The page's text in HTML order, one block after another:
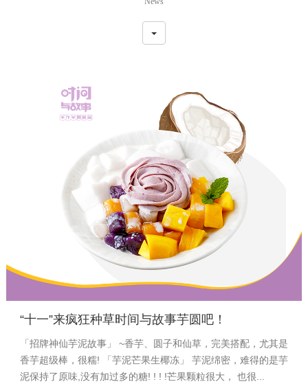
“十一”来疯狂种草时间与故事芋圆吧！
「招牌神仙芋泥故事」 ~香芋、圆子和仙草，完美搭配，尤其是
香芋超级棒，很糯! 「芋泥芒果生椰冻」 芋泥绵密，难得的是芋
泥保持了原味,没有加过多的糖! ! ! !芒果颗粒很大， 也很...